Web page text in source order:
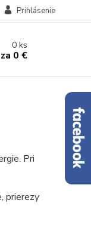
Prihlásenie
0ks
za 0 €
Pri
prierezy